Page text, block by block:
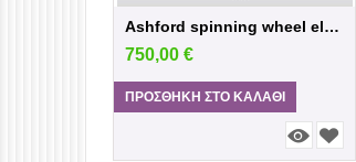
Ashford spinning wheel electric spinner E...
750,00 €
ΠΡΟΣΘΉΚΗ ΣΤΟ ΚΑΛΆΘΙ